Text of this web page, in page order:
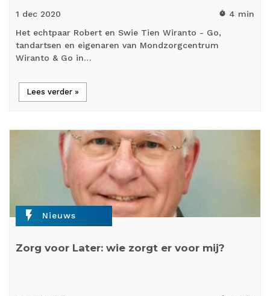
1 dec 2020 timer 4 min
Het echtpaar Robert en Swie Tien Wiranto - Go,
tandartsen en eigenaren van Mondzorgcentrum
Wiranto & Go in…
Lees verder »
flash_on Nieuws
Zorg voor Later: wie zorgt er voor mij?